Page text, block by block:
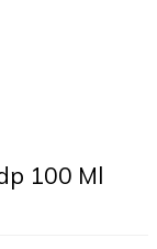
100 Ml